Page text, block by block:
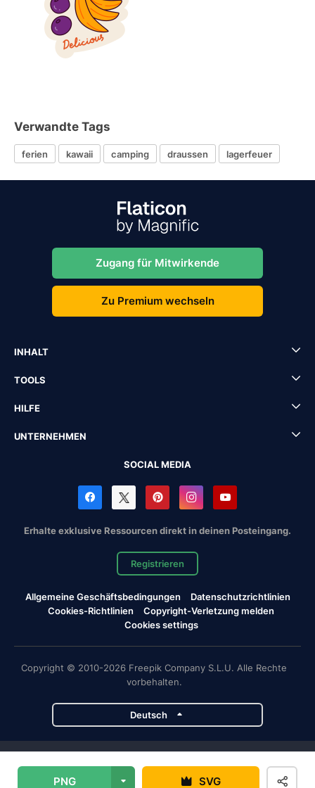
PNG SVG
Verwandte Tags
ferien kawaii camping draussen lagerfeuer
Zugang für Mitwirkende
Zu Premium wechseln
INHALT
TOOLS
HILFE
UNTERNEHMEN
SOCIAL MEDIA
Erhalte exklusive Ressourcen direkt in deinen Posteingang.
Registrieren
Allgemeine Geschäftsbedingungen
Datenschutzrichtlinien
Cookies-Richtlinien
Copyright-Verletzung melden
Cookies settings
Copyright © 2010-2026 Freepik Company S.L.U. Alle Rechte
vorbehalten.
Deutsch